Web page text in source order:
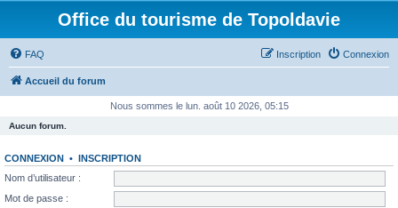
Office du tourisme de Topoldavie
FAQ Connexion
Inscription
Accueil du forum
Nous sommes le lun. août 10 2026, 05:15
Aucun forum.
CONNEXION • INSCRIPTION
Nom d’utilisateur :
Mot de passe :